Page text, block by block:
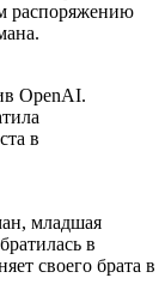
распоряжению
OpenAI.
в
младшая
в
своего брата в